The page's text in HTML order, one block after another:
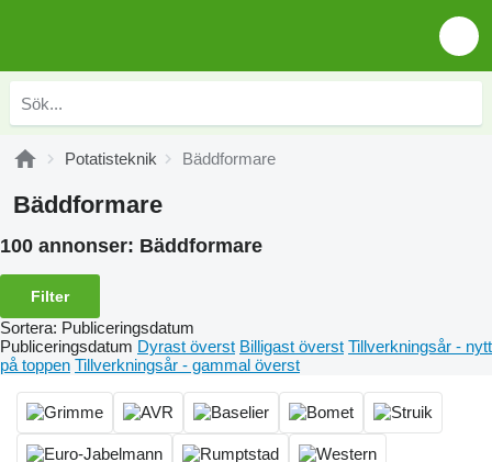
Potatisteknik Bäddformare
Bäddformare
100 annonser: Bäddformare
Filter
Sortera: Publiceringsdatum
Publiceringsdatum Dyrast överst Billigast överst Tillverkningsår - nytt
på toppen Tillverkningsår - gammal överst